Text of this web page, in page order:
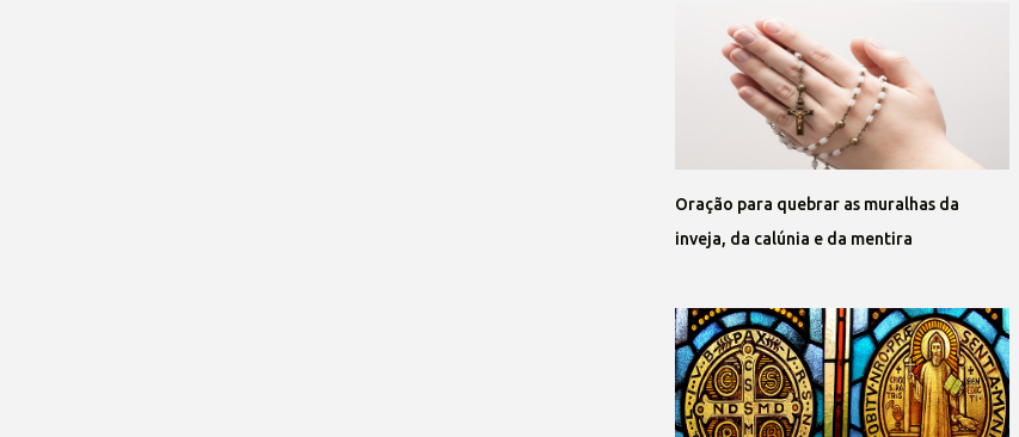
Oração para quebrar as muralhas da
inveja, da calúnia e da mentira